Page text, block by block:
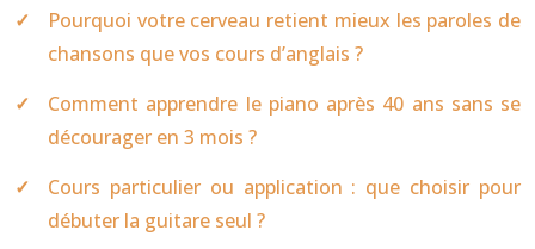
Pourquoi votre cerveau retient mieux les paroles de
chansons que vos cours d’anglais ?
Comment apprendre le piano après 40 ans sans se
décourager en 3 mois ?
Cours particulier ou application : que choisir pour
débuter la guitare seul ?